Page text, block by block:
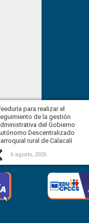
Previous
para realizar el
de la gestión
del Gobierno
Descentralizado
rural de Calacalí
6 agosto, 2026